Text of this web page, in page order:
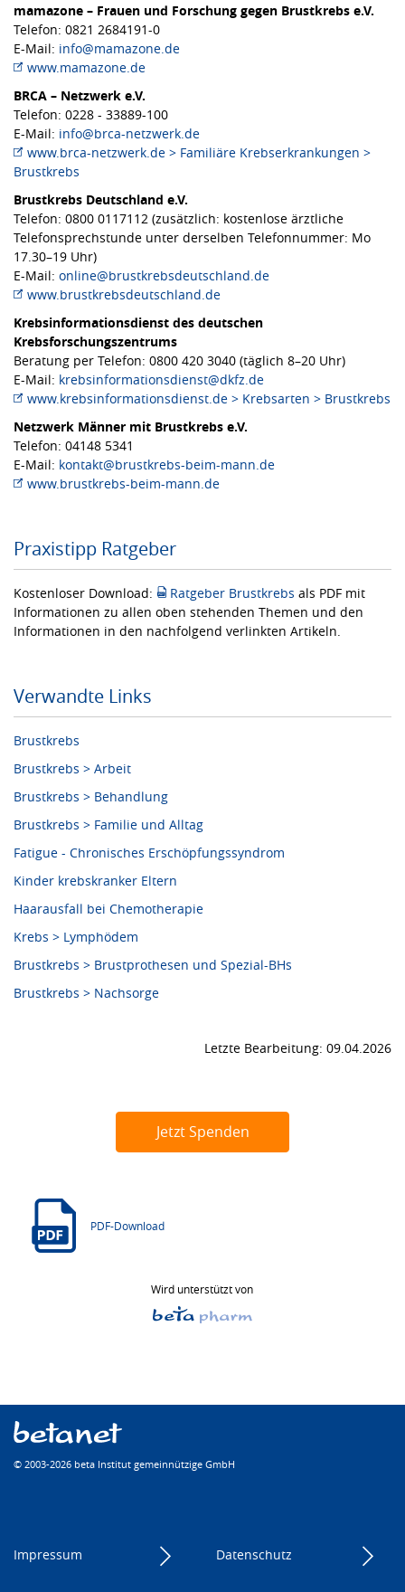
mamazone – Frauen und Forschung gegen Brustkrebs e.V.
Telefon: 0821 2684191-0
E-Mail: info@mamazone.de
www.mamazone.de
BRCA – Netzwerk e.V.
Telefon: 0228 - 33889-100
E-Mail: info@brca-netzwerk.de
www.brca-netzwerk.de > Familiäre Krebserkrankungen >
Brustkrebs
Brustkrebs Deutschland e.V.
Telefon: 0800 0117112 (zusätzlich: kostenlose ärztliche
Telefonsprechstunde unter derselben Telefonnummer: Mo
17.30–19 Uhr)
E-Mail: online@brustkrebsdeutschland.de
www.brustkrebsdeutschland.de
Krebsinformationsdienst des deutschen
Krebsforschungszentrums
Beratung per Telefon: 0800 420 3040 (täglich 8–20 Uhr)
E-Mail: krebsinformationsdienst@dkfz.de
www.krebsinformationsdienst.de > Krebsarten > Brustkrebs
Netzwerk Männer mit Brustkrebs e.V.
Telefon: 04148 5341
E-Mail: kontakt@brustkrebs-beim-mann.de
www.brustkrebs-beim-mann.de
Praxistipp Ratgeber
Kostenloser Download: Ratgeber Brustkrebs als PDF mit
Informationen zu allen oben stehenden Themen und den
Informationen in den nachfolgend verlinkten Artikeln.
Verwandte Links
Brustkrebs
Brustkrebs > Arbeit
Brustkrebs > Behandlung
Brustkrebs > Familie und Alltag
Fatigue - Chronisches Erschöpfungssyndrom
Kinder krebskranker Eltern
Haarausfall bei Chemotherapie
Krebs > Lymphödem
Brustkrebs > Brustprothesen und Spezial-BHs
Brustkrebs > Nachsorge
Letzte Bearbeitung: 09.04.2026
Jetzt Spenden
PDF-Download
Wird unterstützt von
© 2003-2026 beta Institut gemeinnützige GmbH
Impressum Datenschutz